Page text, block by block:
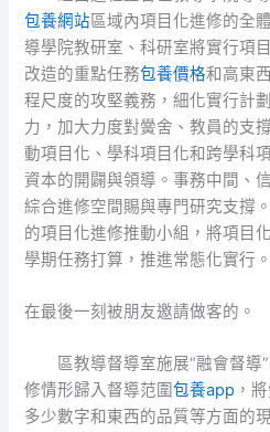
包養網站區域內項目化進修的全
導學院教研室、科研室將實行項
改造的重點任務包養價格和高東
程尺度的攻堅義務，細化實行計
力，加大力度對黌舍、教員的支
動項目化、學科項目化和跨學科
資本的開闢與領導。事務中間、
綜合進修空間賜與專門研究支撐
的項目化進修推動小組，將項目
學期任務打算，推進常態化實行。
在最後一刻被朋友邀請做客的
區教導督導室施展“融會督導”
修情形歸入督導范圍包養app ，
多少數字和東西的品質等方面的